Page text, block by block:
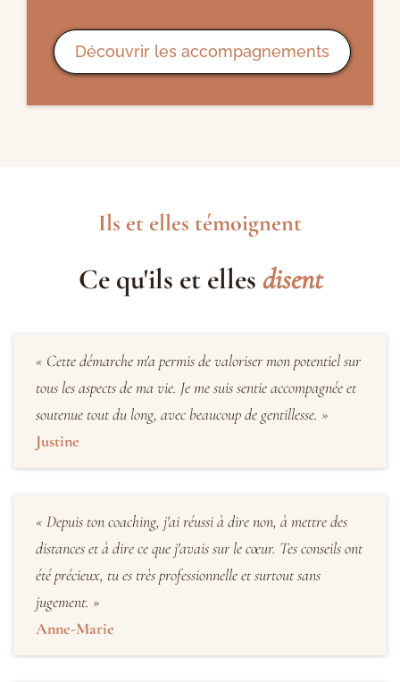
Découvrir les accompagnements
Ils et elles témoignent
Ce qu'ils et elles disent
« Cette démarche m'a permis de valoriser mon potentiel sur
tous les aspects de ma vie. Je me suis sentie accompagnée et
soutenue tout du long, avec beaucoup de gentillesse. »
Justine
« Depuis ton coaching, j'ai réussi à dire non, à mettre des
distances et à dire ce que j'avais sur le cœur. Tes conseils ont
été précieux, tu es très professionnelle et surtout sans
jugement. »
Anne-Marie